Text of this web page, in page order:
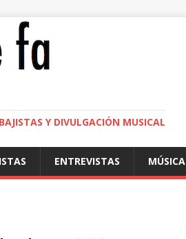
Y DIVULGACIÓN MUSICAL
ENTREVISTAS MÚSICA